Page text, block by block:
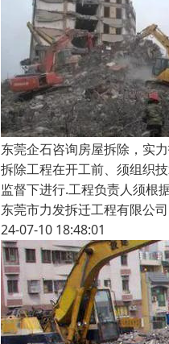
东莞企石咨询房屋拆除，实
拆除工程在开工前、须组织
监督下进行.工程负责人须根
东莞市力发拆迁工程有限公司
24-07-10 18:48:01